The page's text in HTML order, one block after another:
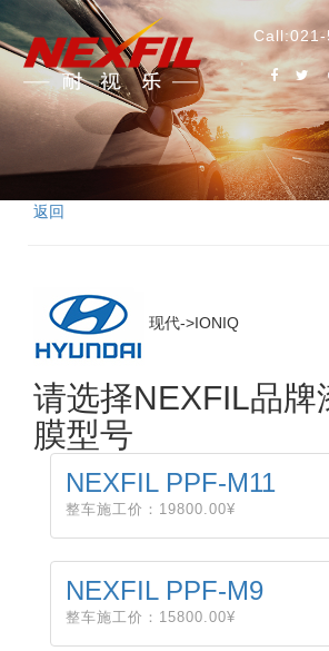
返回
现代->IONIQ
请选择NEXFIL品牌
膜型号
NEXFIL PPF-M11
整车施工价：19800.00¥
NEXFIL PPF-M9
整车施工价：15800.00¥